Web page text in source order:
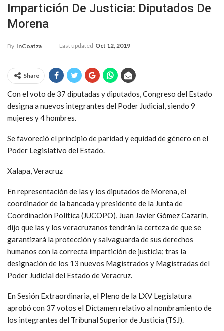
Impartición De Justicia: Diputados De
Morena
By InCoatza Last updated Oct 12, 2019
Share
Con el voto de 37 diputadas y diputados, Congreso del Estado
designa a nuevos integrantes del Poder Judicial, siendo 9
mujeres y 4 hombres.
Se favoreció el principio de paridad y equidad de género en el
Poder Legislativo del Estado.
Xalapa, Veracruz
En representación de las y los diputados de Morena, el
coordinador de la bancada y presidente de la Junta de
Coordinación Política (JUCOPO), Juan Javier Gómez Cazarín,
dijo que las y los veracruzanos tendrán la certeza de que se
garantizará la protección y salvaguarda de sus derechos
humanos con la correcta impartición de justicia; tras la
designación de los 13 nuevos Magistrados y Magistradas del
Poder Judicial del Estado de Veracruz.
En Sesión Extraordinaria, el Pleno de la LXV Legislatura
aprobó con 37 votos el Dictamen relativo al nombramiento de
los integrantes del Tribunal Superior de Justicia (TSJ).